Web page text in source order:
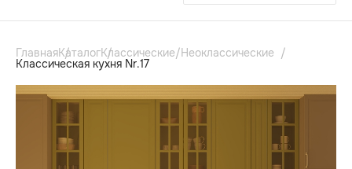
ГлавнаяКаталогКлассические/Неоклассические
Классическая кухня Nr.17